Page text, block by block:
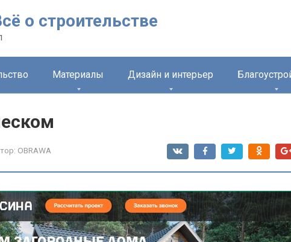
о строительстве
Материалы Дизайн и интерьер
OBRAWA